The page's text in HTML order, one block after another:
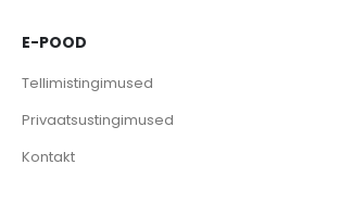
E-POOD
Tellimistingimused
Privaatsustingimused
Kontakt